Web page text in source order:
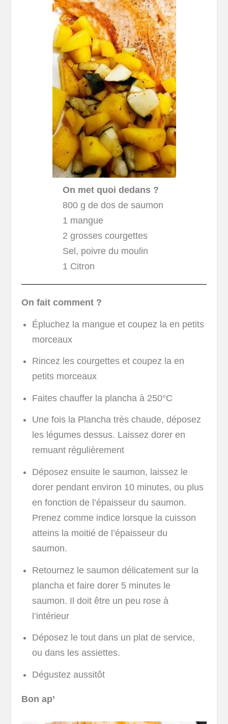
On met quoi dedans ?
800 g de dos de saumon
1 mangue
2 grosses courgettes
Sel, poivre du moulin
1 Citron
On fait comment ?
Épluchez la mangue et coupez la en petits
morceaux
Rincez les courgettes et coupez la en
petits morceaux
Faites chauffer la plancha à 250°C
Une fois la Plancha très chaude, déposez
les légumes dessus. Laissez dorer en
remuant régulièrement
Déposez ensuite le saumon, laissez le
dorer pendant environ 10 minutes, ou plus
en fonction de l’épaisseur du saumon.
Prenez comme indice lorsque la cuisson
atteins la moitié de l’épaisseur du
saumon.
Retournez le saumon délicatement sur la
plancha et faire dorer 5 minutes le
saumon. Il doit être un peu rose à
l’intérieur
Déposez le tout dans un plat de service,
ou dans les assiettes.
Dégustez aussitôt
Bon ap’